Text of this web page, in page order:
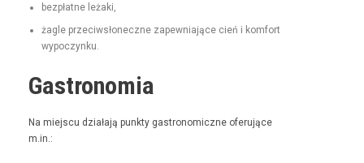
bezpłatne leża­ki,
żagle prze­ci­wsłoneczne zapew­ni­a­jące cień i kom­fort
wypoczynku.
Gastronomia
Na miejs­cu dzi­ała­ją punk­ty gas­tro­nom­iczne ofer­u­jące
m.in.: